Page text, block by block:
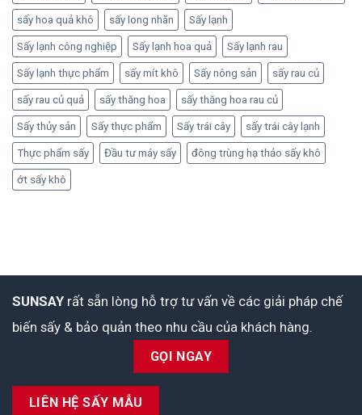
sấy hoa quả khô sấy long nhãn Sấy lạnh
Sấy lạnh công nghiệp Sấy lạnh hoa quả Sấy lạnh rau
Sấy lạnh thực phẩm sấy mít khô Sấy nông sản sấy rau củ
sấy rau củ quả sấy thăng hoa sấy thăng hoa rau củ
Sấy thủy sản Sấy thực phẩm Sấy trái cây sấy trái cây lạnh
Thực phẩm sấy Đầu tư máy sấy đông trùng hạ thảo sấy khô
ớt sấy khô
SUNSAY rất sẵn lòng hỗ trợ tư vấn về các giải pháp chế
biến sấy & bảo quản theo nhu cầu của khách hàng.
GỌI NGAY
LIÊN HỆ SẤY MẪU